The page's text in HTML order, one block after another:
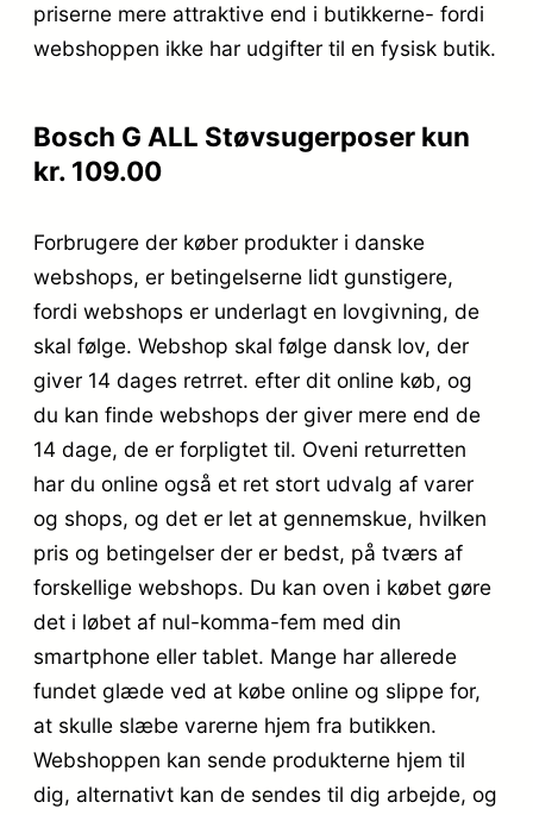
priserne mere attraktive end i butikkerne- fordi
webshoppen ikke har udgifter til en fysisk butik.
Bosch G ALL Støvsugerposer kun
kr. 109.00
Forbrugere der køber produkter i danske
webshops, er betingelserne lidt gunstigere,
fordi webshops er underlagt en lovgivning, de
skal følge. Webshop skal følge dansk lov, der
giver 14 dages retrret. efter dit online køb, og
du kan finde webshops der giver mere end de
14 dage, de er forpligtet til. Oveni returretten
har du online også et ret stort udvalg af varer
og shops, og det er let at gennemskue, hvilken
pris og betingelser der er bedst, på tværs af
forskellige webshops. Du kan oven i købet gøre
det i løbet af nul-komma-fem med din
smartphone eller tablet. Mange har allerede
fundet glæde ved at købe online og slippe for,
at skulle slæbe varerne hjem fra butikken.
Webshoppen kan sende produkterne hjem til
dig, alternativt kan de sendes til dig arbejde, og